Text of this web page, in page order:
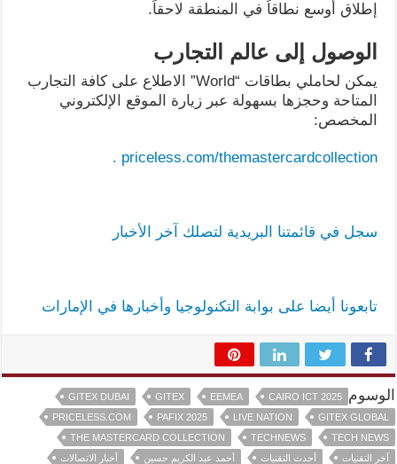
إطلاق أوسع نطاقاً في المنطقة لاحقاً.
الوصول إلى عالم التجارب
يمكن لحاملي بطاقات “World” الاطلاع على كافة التجارب
المتاحة وحجزها بسهولة عبر زيارة الموقع الإلكتروني
المخصص:
priceless.com/themastercardcollection .
سجل في قائمتنا البريدية لتصلك آخر الأخبار
تابعونا أيضا على بوابة التكنولوجيا وأخبارها في الإمارات
الوسوم CAIRO ICT 2025
EEMEA
GITEX
GITEX DUBAI
GITEX GLOBAL
LIVE NATION
PAFIX 2025
PRICELESS.COM
TECH NEWS
TECHNEWS
THE MASTERCARD COLLECTION
آخر التقنيات
أحدث التقنيات أحمد عبد الكريم حسين
أخبار الاتصالات